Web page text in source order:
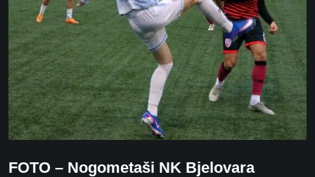
FOTO – Nogometaši NK Bjelovara